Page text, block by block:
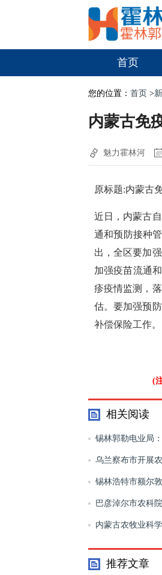
首页
您的位置： 首页 >
内蒙古免
魅力霍林河
原标题:内蒙古
近日，内蒙古
通和预防接种
出，全区要加
加强疫苗流通
疹疫情监测，
估。要加强预
补偿保险工作。
(
相关阅读
锡林郭勒电业局
乌兰察布市开展
春播锡林浩特市额尔
开放40周年集邮展
巴彦淖尔市农科
成功内蒙古农牧业科
盐碱化治理项目
推荐文章